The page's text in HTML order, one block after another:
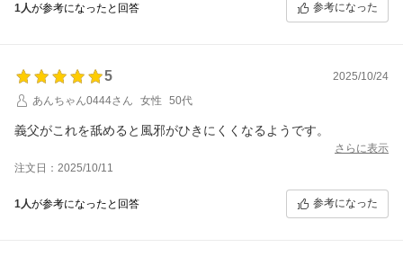
1人が参考になったと回答 参考になった
5
2025/10/24
あんちゃん0444さん
女性 50代
義父がこれを舐めると風邪がひきにくくなるようです。
さらに表示
注文日：2025/10/11
1人が参考になったと回答 参考になった